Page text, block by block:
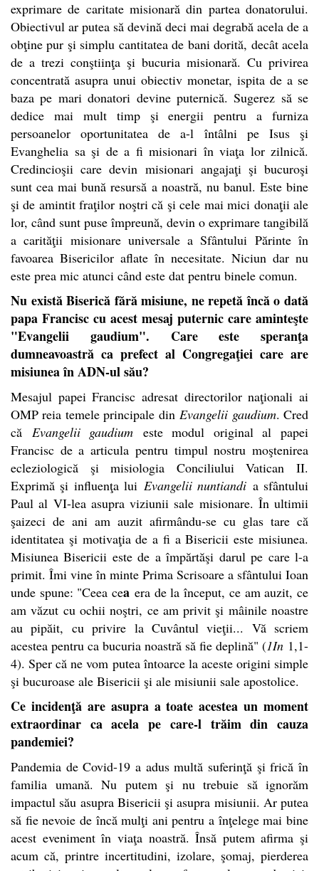
exprimare de caritate misionară din partea donatorului.
Obiectivul ar putea să devină deci mai degrabă acela de a
obţine pur şi simplu cantitatea de bani dorită, decât acela
de a trezi conştiinţa şi bucuria misionară. Cu privirea
concentrată asupra unui obiectiv monetar, ispita de a se
baza pe mari donatori devine puternică. Sugerez să se
dedice mai mult timp şi energii pentru a furniza
persoanelor oportunitatea de a-l întâlni pe Isus şi
Evanghelia sa şi de a fi misionari în viaţa lor zilnică.
Credincioşii care devin misionari angajaţi şi bucuroşi
sunt cea mai bună resursă a noastră, nu banul. Este bine
şi de amintit fraţilor noştri că şi cele mai mici donaţii ale
lor, când sunt puse împreună, devin o exprimare tangibilă
a carităţii misionare universale a Sfântului Părinte în
favoarea Bisericilor aflate în necesitate. Niciun dar nu
este prea mic atunci când este dat pentru binele comun.
Nu există Biserică fără misiune, ne repetă încă o dată
papa Francisc cu acest mesaj puternic care aminteşte
"Evangelii gaudium". Care este speranţa
dumneavoastră ca prefect al Congregaţiei care are
misiunea în ADN-ul său?
Mesajul papei Francisc adresat directorilor naţionali ai
OMP reia temele principale din Evangelii gaudium. Cred
că Evangelii gaudium este modul original al papei
Francisc de a articula pentru timpul nostru moştenirea
ecleziologică şi misiologia Conciliului Vatican II.
Exprimă şi influenţa lui Evangelii nuntiandi a sfântului
Paul al VI-lea asupra viziunii sale misionare. În ultimii
şaizeci de ani am auzit afirmându-se cu glas tare că
identitatea şi motivaţia de a fi a Bisericii este misiunea.
Misiunea Bisericii este de a împărtăşi darul pe care l-a
primit. Îmi vine în minte Prima Scrisoare a sfântului Ioan
unde spune: "Ceea cea era de la început, ce am auzit, ce
am văzut cu ochii noştri, ce am privit şi mâinile noastre
au pipăit, cu privire la Cuvântul vieţii... Vă scriem
acestea pentru ca bucuria noastră să fie deplină" (1In 1,1-
4). Sper că ne vom putea întoarce la aceste origini simple
şi bucuroase ale Bisericii şi ale misiunii sale apostolice.
Ce incidenţă are asupra a toate acestea un moment
extraordinar ca acela pe care-l trăim din cauza
pandemiei?
Pandemia de Covid-19 a adus multă suferinţă şi frică în
familia umană. Nu putem şi nu trebuie să ignorăm
impactul său asupra Bisericii şi asupra misiunii. Ar putea
să fie nevoie de încă mulţi ani pentru a înţelege mai bine
acest eveniment în viaţa noastră. Însă putem afirma şi
acum că, printre incertitudini, izolare, şomaj, pierderea